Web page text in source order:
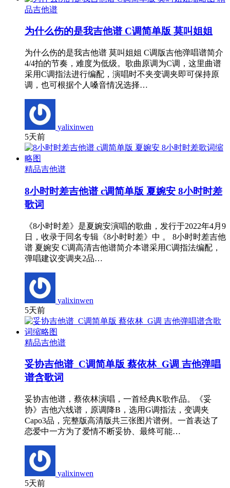
品吉他谱
为什么伤的是我吉他谱 C调简单版 莫叫姐姐
为什么伤的是我吉他谱 莫叫姐姐 C调版吉他弹唱谱简介
4/4拍的节奏，难度为低级。歌曲原调为C调，这里曲谱
采用C调指法进行编配，演唱时不夹变调夹即可保持原
调，也可根据个人嗓音情况选择…
yalixinwen
5天前
精品吉他谱
8小时时差吉他谱 c调简单版 夏婉安 8小时时差
歌词
《8小时时差》是夏婉安演唱的歌曲，发行于2022年4月9
日，收录于同名专辑《8小时时差》中 。 8小时时差吉他
谱 夏婉安 C调高清吉他谱简介本谱采用C调指法编配，
弹唱建议变调夹2品…
yalixinwen
5天前
精品吉他谱
妥协吉他谱_C调简单版 蔡依林_G调 吉他弹唱
谱含歌词
妥协吉他谱，蔡依林演唱，一首经典K歌作品。《妥
协》吉他六线谱，原调降B，选用G调指法，变调夹
Capo3品，完整版高清版共三张图片谱例。一首表达了
恋爱中一方为了爱情不断妥协、最终可能…
yalixinwen
5天前